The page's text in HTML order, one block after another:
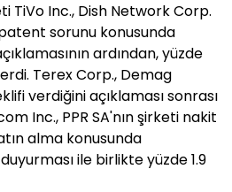
TiVo Inc., Dish Network Corp.
sorunu konusunda
ardından, yüzde
Terex Corp., Demag
verdiğini açıklaması sonrası
Inc., PPR SA'nın şirketi nakit
alma konusunda
ile birlikte yüzde 1.9